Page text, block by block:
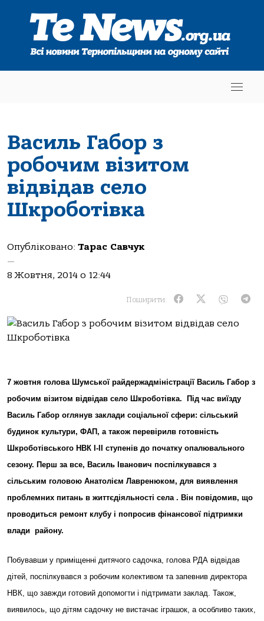
Василь Габор з
робочим візитом
відвідав село
Шкроботівка
Опубліковано: Тарас Савчук
—
8 Жовтня, 2014 о 12:44
Поширити:
7 жовтня голова Шумської райдержадміністрації Василь Габор з
робочим візитом відвідав село Шкроботівка.
Під час виїзду
Василь Габор оглянув заклади соціальної сфери: сільський
будинок культури, ФАП, а також перевірилв готовність
Шкроботівського НВК І-ІІ ступенів до початку опалювального
сезону. Перш за все, Василь Іванович поспілкувався з
сільським головою Анатолієм Лавренюком, для виявлення
проблемних питань в життєдіяльності села . Він повідомив, що
проводиться ремонт клубу і попросив фінансової підтримки
влади району.
Побувавши у приміщенні дитячого садочка, голова РДА відвідав
дітей, поспілкувався з робочим колективом та запевнив директора
НВК, що завжди готовий допомогти і підтримати заклад. Також,
виявилось, що дітям садочку не вистачає іграшок, а особливо таких,